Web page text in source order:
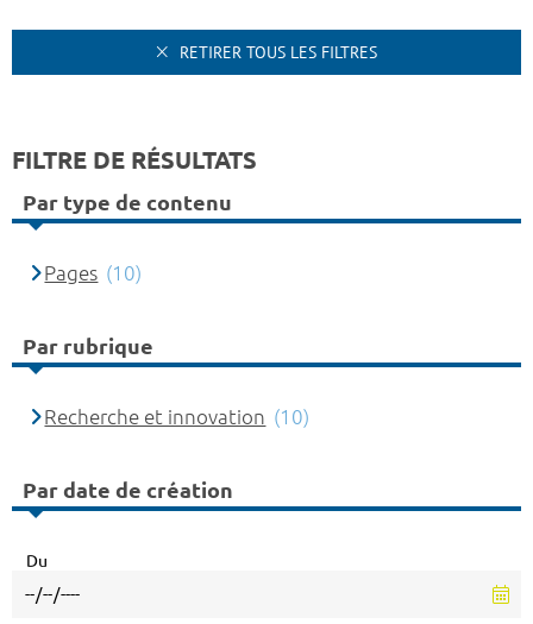
RETIRER TOUS LES FILTRES
FILTRE DE RÉSULTATS
Par type de contenu
Pages (10)
Par rubrique
Recherche et innovation (10)
Par date de création
Du